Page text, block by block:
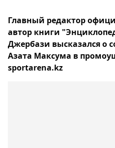
Главный редактор
автор книги
Джербази высказался о
Азата Максума в
sportarena.kz